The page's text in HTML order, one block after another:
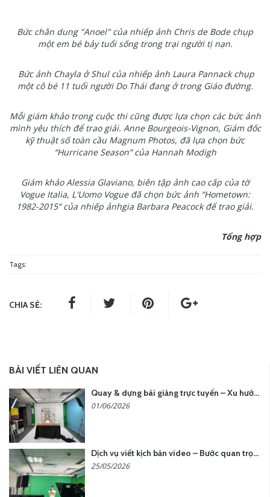
Bức chân dung "Anoel" của nhiếp ảnh Chris de Bode chụp
một em bé bảy tuổi sống trong trại người tị nạn.
Bức ảnh Chayla ở Shul của nhiếp ảnh Laura Pannack chụp
một cô bé 11 tuổi người Do Thái đang ở trong Giáo đường.
Mỗi giám khảo trong cuộc thi cũng được lựa chọn các bức ảnh
mình yêu thích để trao giải. Anne Bourgeois-Vignon, Giám đốc
kỹ thuật số toàn cầu Magnum Photos, đã lựa chọn bức
“Hurricane Season” của Hannah Modigh
Giám khảo Alessia Glaviano, biên tập ảnh cao cấp của tờ
Vogue Italia, L'Uomo Vogue đã chọn bức ảnh “Hometown:
1982-2015” của nhiếp ảnhgia Barbara Peacock để trao giải.
Tổng hợp
Tags:
CHIA SẺ:
BÀI VIẾT LIÊN QUAN
Quay & dựng bài giảng trực tuyến – Xu hướng đào tạo thời đại số
01/06/2026
Dịch vụ viết kịch bản video – Bước quan trọng quyết định thành công nội dung
25/05/2026